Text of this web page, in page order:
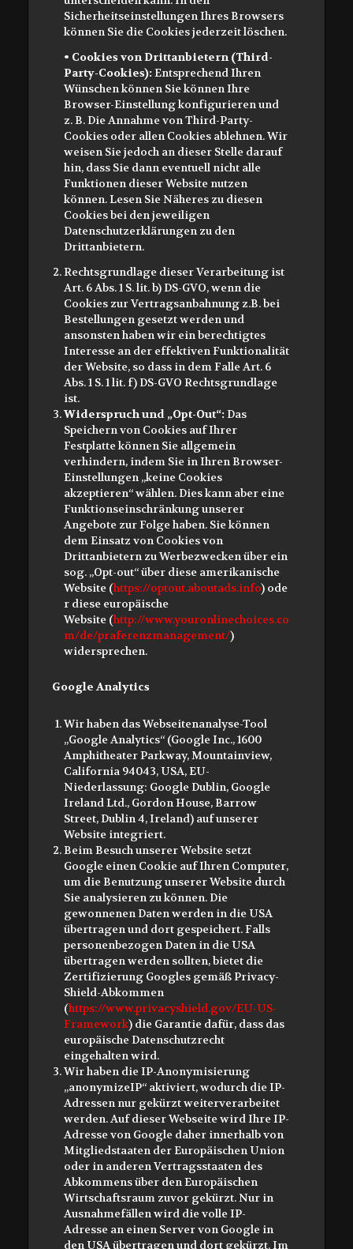
Sicherheitseinstellungen Ihres Browsers
können Sie die Cookies jederzeit löschen.
• Cookies von Drittanbietern (Third-
Party-Cookies): Entsprechend Ihren
Wünschen können Sie können Ihre
Browser-Einstellung konfigurieren und
z. B. Die Annahme von Third-Party-
Cookies oder allen Cookies ablehnen. Wir
weisen Sie jedoch an dieser Stelle darauf
hin, dass Sie dann eventuell nicht alle
Funktionen dieser Website nutzen
können. Lesen Sie Näheres zu diesen
Cookies bei den jeweiligen
Datenschutzerklärungen zu den
Drittanbietern.
Rechtsgrundlage dieser Verarbeitung ist
Art. 6 Abs. 1 S. lit. b) DS-GVO, wenn die
Cookies zur Vertragsanbahnung z.B. bei
Bestellungen gesetzt werden und
ansonsten haben wir ein berechtigtes
Interesse an der effektiven Funktionalität
der Website, so dass in dem Falle Art. 6
Abs. 1 S. 1 lit. f) DS-GVO Rechtsgrundlage
ist.
Widerspruch und „Opt-Out“: Das
Speichern von Cookies auf Ihrer
Festplatte können Sie allgemein
verhindern, indem Sie in Ihren Browser-
Einstellungen „keine Cookies
akzeptieren“ wählen. Dies kann aber eine
Funktionseinschränkung unserer
Angebote zur Folge haben. Sie können
dem Einsatz von Cookies von
Drittanbietern zu Werbezwecken über ein
sog. „Opt-out“ über diese amerikanische
Website (https://optout.aboutads.info) ode
r diese europäische
Website (http://www.youronlinechoices.co
m/de/praferenzmanagement/)
widersprechen.
Google Analytics
Wir haben das Webseitenanalyse-Tool
„Google Analytics“ (Google Inc., 1600
Amphitheater Parkway, Mountainview,
California 94043, USA, EU-
Niederlassung: Google Dublin, Google
Ireland Ltd., Gordon House, Barrow
Street, Dublin 4, Ireland) auf unserer
Website integriert.
Beim Besuch unserer Website setzt
Google einen Cookie auf Ihren Computer,
um die Benutzung unserer Website durch
Sie analysieren zu können. Die
gewonnenen Daten werden in die USA
übertragen und dort gespeichert. Falls
personenbezogen Daten in die USA
übertragen werden sollten, bietet die
Zertifizierung Googles gemäß Privacy-
Shield-Abkommen
(https://www.privacyshield.gov/EU-US-
Framework) die Garantie dafür, dass das
europäische Datenschutzrecht
eingehalten wird.
Wir haben die IP-Anonymisierung
„anonymizeIP“ aktiviert, wodurch die IP-
Adressen nur gekürzt weiterverarbeitet
werden. Auf dieser Webseite wird Ihre IP-
Adresse von Google daher innerhalb von
Mitgliedstaaten der Europäischen Union
oder in anderen Vertragsstaaten des
Abkommens über den Europäischen
Wirtschaftsraum zuvor gekürzt. Nur in
Ausnahmefällen wird die volle IP-
Adresse an einen Server von Google in
den USA übertragen und dort gekürzt. Im